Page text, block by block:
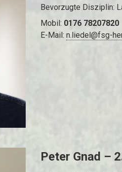
Bevorzugte Disziplin:
Mobil: 0176 78207820
E-Mail: n.liedel@fsg-
Peter Gnad –